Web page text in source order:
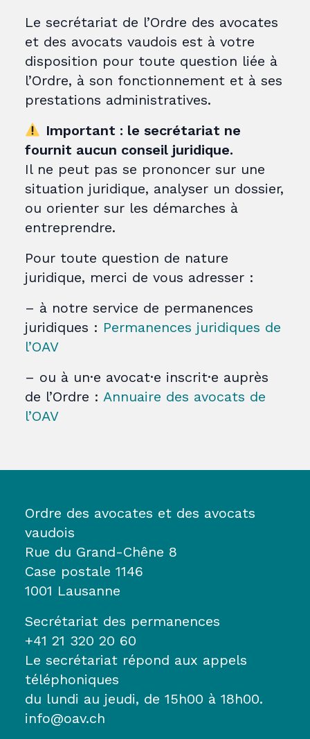
Le secrétariat de l’Ordre des avocates
et des avocats vaudois est à votre
disposition pour toute question liée à
l’Ordre, à son fonctionnement et à ses
prestations administratives.
Important : le secrétariat ne
fournit aucun conseil juridique.
Il ne peut pas se prononcer sur une
situation juridique, analyser un dossier,
ou orienter sur les démarches à
entreprendre.
Pour toute question de nature
juridique, merci de vous adresser :
– à notre service de permanences
juridiques : Permanences juridiques de
l’OAV
– ou à un·e avocat·e inscrit·e auprès
de l’Ordre : Annuaire des avocats de
l’OAV
Ordre des avocates et des avocats
vaudois
Rue du Grand-Chêne 8
Case postale 1146
1001 Lausanne
Secrétariat des permanences
+41 21 320 20 60
Le secrétariat répond aux appels
téléphoniques
du lundi au jeudi, de 15h00 à 18h00.
info@oav.ch